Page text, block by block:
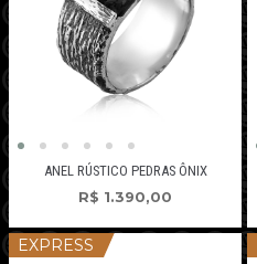
ANEL RÚSTICO PEDRAS ÔNIX
R$ 1.390,00
EXPRESS